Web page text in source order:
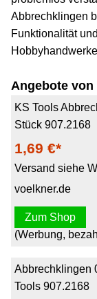
Abbrechklingen
Funktionalität
Angebote von
KS Tools
Stück 907.2168
1,69 €*
Versand siehe
voelkner.de
Zum Shop
(Werbung,
Abbrechklingen
Tools 907.2168